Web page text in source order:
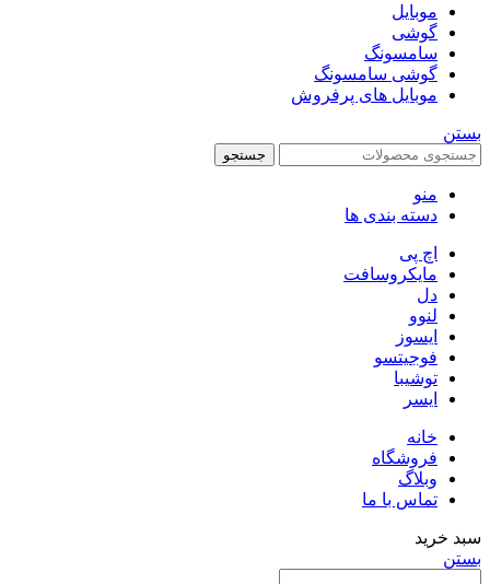
موبایل
گوشی
سامسونگ
گوشی سامسونگ
موبایل های پرفروش
بستن
جستجو
منو
دسته بندی ها
اچ پی
مایکروسافت
دل
لنوو
ایسوز
فوجیتسو
توشیبا
ایسر
خانه
فروشگاه
وبلاگ
تماس با ما
سبد خرید
بستن